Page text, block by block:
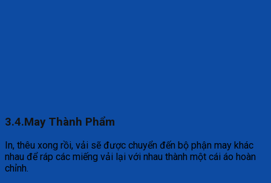
3.4.May Thành Phẩm
In, thêu xong rồi, vải sẽ được chuyển đến bộ phận may khác
nhau để ráp các miếng vải lại với nhau thành một cái áo hoàn
chỉnh.